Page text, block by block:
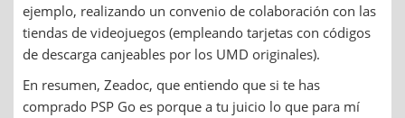
ejemplo, realizando un convenio de colaboración con las
tiendas de videojuegos (empleando tarjetas con códigos
de descarga canjeables por los UMD originales).
En resumen, Zeadoc, que entiendo que si te has
comprado PSP Go es porque a tu juicio lo que para mí